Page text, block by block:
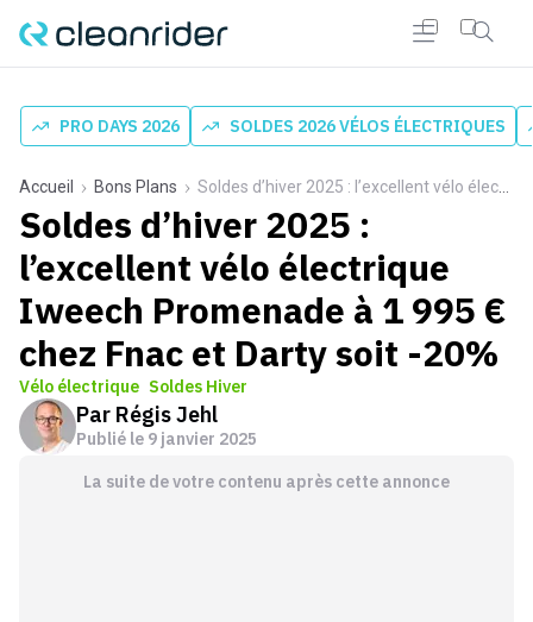
PRO DAYS 2026 SOLDES 2026 VÉLOS ÉLECTRIQUES
Accueil Bons Plans Soldes d’hiver 2025 : l’excellent vélo électrique Iweech Promenade à 1 995 € chez Fnac et Darty soit -20%
Soldes d’hiver 2025 :
l’excellent vélo électrique
Iweech Promenade à 1 995 €
chez Fnac et Darty soit -20%
Vélo électrique Soldes Hiver
Par Régis Jehl
Publié le 9 janvier 2025
La suite de votre contenu après cette annonce